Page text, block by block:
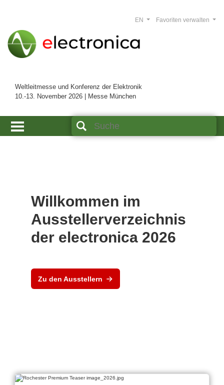
Weltleitmesse und Konferenz der Elektronik
10.-13. November 2026 | Messe München
Favoriten verwalten
EN
Willkommen im
Ausstellerverzeichnis
der electronica 2026
Zu den Ausstellern